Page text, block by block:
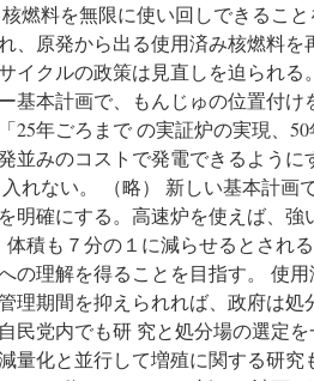
燃料を無限に使い回しできるこ
、原発から出る使用済み核燃料を
イクルの政策は見直しを迫られる
基本計画で、もんじゅの位置付け
25年ごろまで の実証炉の実現、
並みのコストで発電できるように
れない。 （略） 新しい基本計画
明確にする。高速炉を使えば、強
積も７分の１に減らせるとされ
の理解を得ることを目指す。 使
理期間を抑えられれば、政府は処
民党内でも研 究と処分場の選定
量化と並行して増殖に関する研究